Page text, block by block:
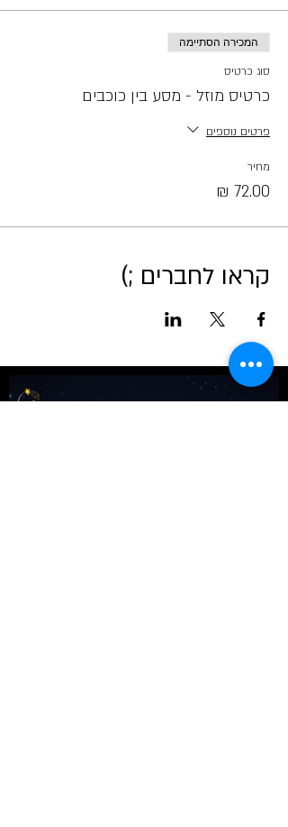
המכירה הסתיימה
סוג כרטיס
כרטיס מוזל - מסע בין כוכבים
פרטים נוספים
מחיר
קראו לחברים ;)